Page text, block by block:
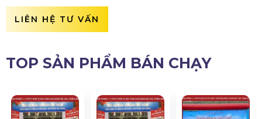
LIÊN HỆ TƯ VẤN
TOP SẢN PHẨM BÁN CHẠY